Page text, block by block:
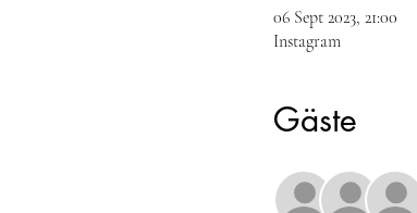
06 Sept 2023, 21:00
Instagram
Gäste